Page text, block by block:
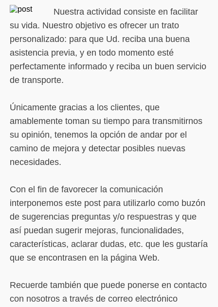
Nuestra actividad consiste en facilitar
su vida. Nuestro objetivo es ofrecer un trato
personalizado: para que Ud. reciba una buena
asistencia previa, y en todo momento esté
perfectamente informado y reciba un buen servicio
de transporte.
Únicamente gracias a los clientes, que
amablemente toman su tiempo para transmitirnos
su opinión, tenemos la opción de andar por el
camino de mejora y detectar posibles nuevas
necesidades.
Con el fin de favorecer la comunicación
interponemos este post para utilizarlo como buzón
de sugerencias preguntas y/o respuestras y que
así puedan sugerir mejoras, funcionalidades,
características, aclarar dudas, etc. que les gustaría
que se encontrasen en la página Web.
Recuerde también que puede ponerse en contacto
con nosotros a través de correo electrónico